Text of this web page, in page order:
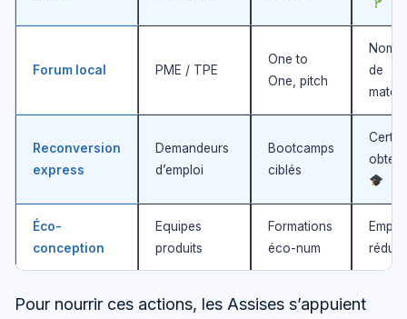
Forum local PME / TPE
One to
One, pitch
de
Reconversion
express
Demandeurs
d’emploi
Bootcamps
ciblés
Certif
Éco-
conception
Equipes
produits
Formations
éco-num
Pour nourrir ces actions, les Assises s’appuient